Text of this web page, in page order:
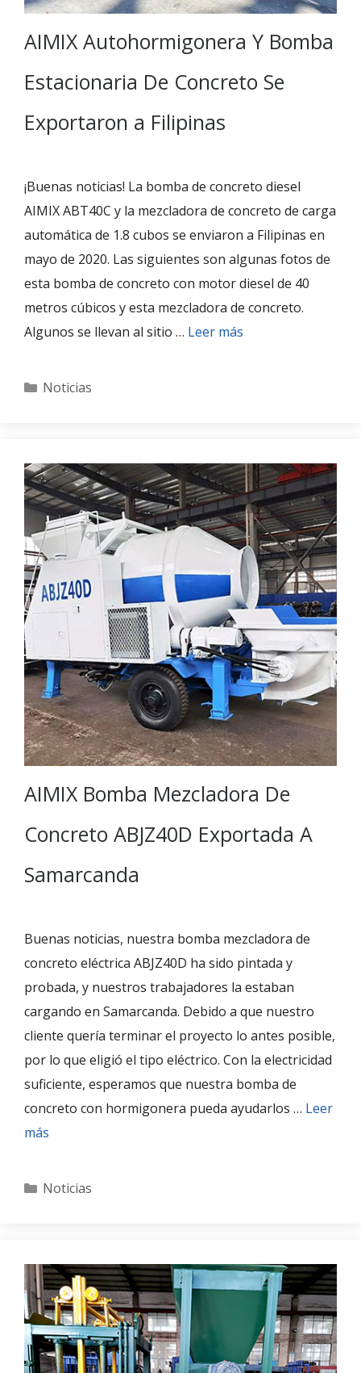
AIMIX Autohormigonera Y Bomba
Estacionaria De Concreto Se
Exportaron a Filipinas
¡Buenas noticias! La bomba de concreto diesel
AIMIX ABT40C y la mezcladora de concreto de carga
automática de 1.8 cubos se enviaron a Filipinas en
mayo de 2020. Las siguientes son algunas fotos de
esta bomba de concreto con motor diesel de 40
metros cúbicos y esta mezcladora de concreto.
Algunos se llevan al sitio … Leer más
Categories
Noticias
AIMIX Bomba Mezcladora De
Concreto ABJZ40D Exportada A
Samarcanda
Buenas noticias, nuestra bomba mezcladora de
concreto eléctrica ABJZ40D ha sido pintada y
probada, y nuestros trabajadores la estaban
cargando en Samarcanda. Debido a que nuestro
cliente quería terminar el proyecto lo antes posible,
por lo que eligió el tipo eléctrico. Con la electricidad
suficiente, esperamos que nuestra bomba de
concreto con hormigonera pueda ayudarlos … Leer
más
Categories
Noticias